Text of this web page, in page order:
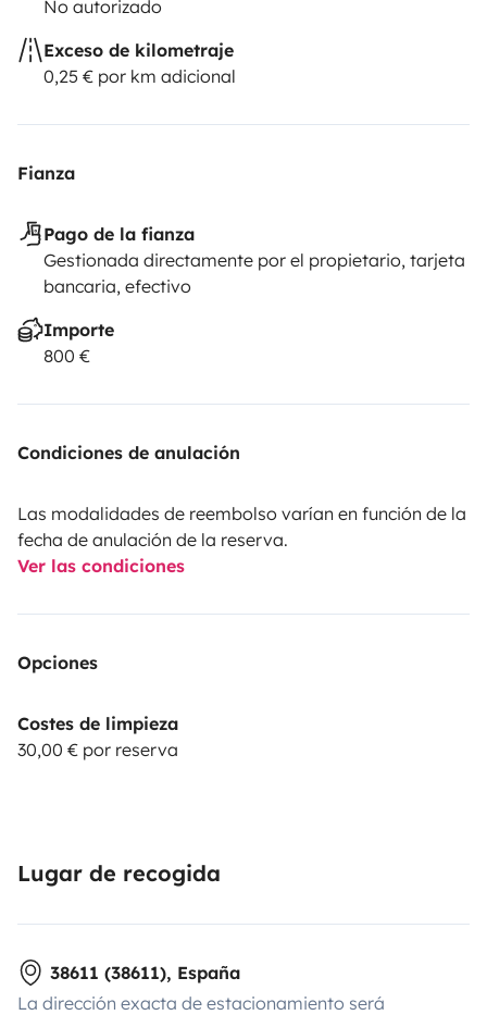
No autorizado
Exceso de kilometraje
0,25 € por km adicional
Fianza
Pago de la fianza
Gestionada directamente por el propietario, tarjeta
bancaria, efectivo
Importe
800 €
Condiciones de anulación
Las modalidades de reembolso varían en función de la
fecha de anulación de la reserva.
Ver las condiciones
Opciones
Costes de limpieza
30,00 € por reserva
Lugar de recogida
38611 (38611), España
La dirección exacta de estacionamiento será